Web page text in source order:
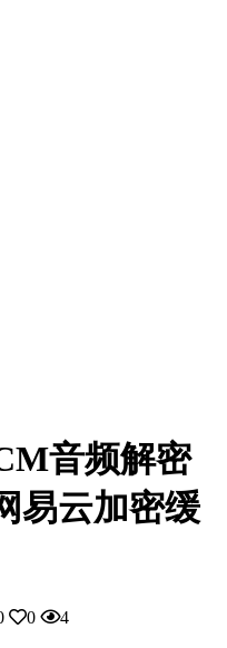
音频解密
易云加密缓
0 4